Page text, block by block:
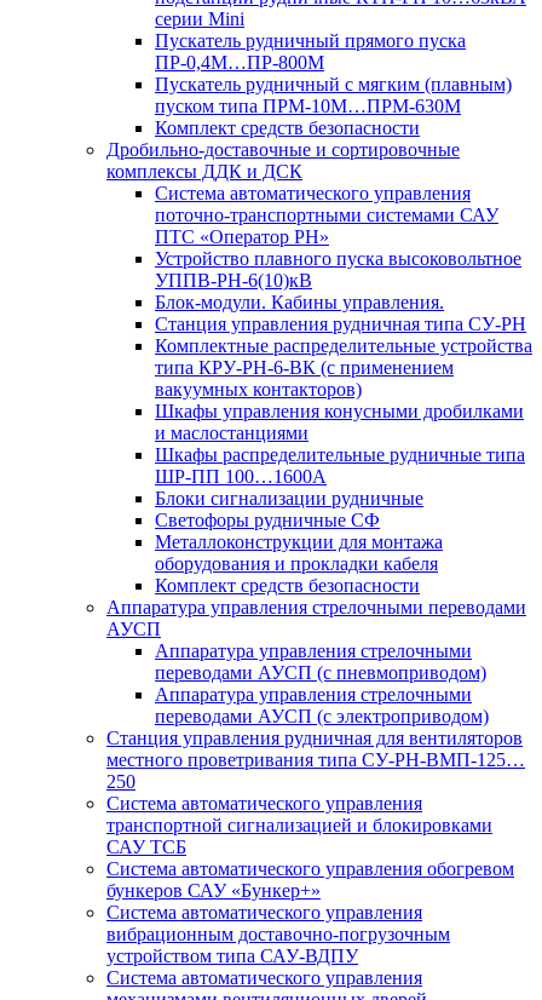
серии Mini
Пускатель рудничный прямого пуска
ПР-0,4М…ПР-800М
Пускатель рудничный с мягким (плавным)
пуском типа ПРМ-10М…ПРМ-630М
Комплект средств безопасности
Дробильно-доставочные и сортировочные
комплексы ДДК и ДСК
Система автоматического управления
поточно-транспортными системами САУ
ПТС «Оператор РН»
Устройство плавного пуска высоковольтное
УППВ-РН-6(10)кВ
Блок-модули. Кабины управления.
Станция управления рудничная типа СУ-РН
Комплектные распределительные устройства
типа КРУ-РН-6-ВК (с применением
вакуумных контакторов)
Шкафы управления конусными дробилками
и маслостанциями
Шкафы распределительные рудничные типа
ШР-ПП 100…1600А
Блоки сигнализации рудничные
Светофоры рудничные СФ
Металлоконструкции для монтажа
оборудования и прокладки кабеля
Комплект средств безопасности
Аппаратура управления стрелочными переводами
АУСП
Аппаратура управления стрелочными
переводами АУСП (с пневмоприводом)
Аппаратура управления стрелочными
переводами АУСП (с электроприводом)
Станция управления рудничная для вентиляторов
местного проветривания типа СУ-РН-ВМП-125…
250
Система автоматического управления
транспортной сигнализацией и блокировками
САУ ТСБ
Система автоматического управления обогревом
бункеров САУ «Бункер+»
Система автоматического управления
вибрационным доставочно-погрузочным
устройством типа САУ-ВДПУ
Система автоматического управления